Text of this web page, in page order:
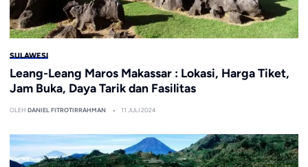
SULAWESI
Leang-Leang Maros Makassar : Lokasi, Harga Tiket,
Jam Buka, Daya Tarik dan Fasilitas
OLEH DANIEL FITROTIRRAHMAN 11 JULI 2024